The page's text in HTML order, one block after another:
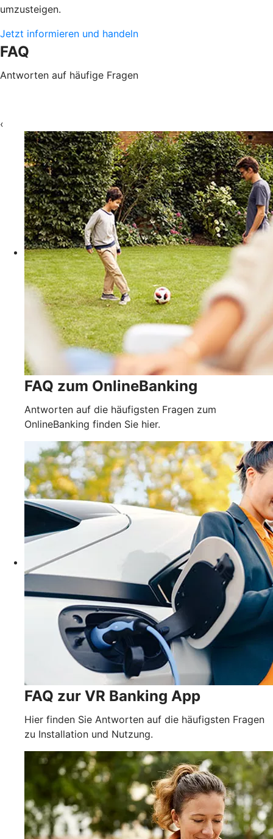
umzusteigen.
Jetzt informieren und handeln
FAQ
Antworten auf häufige Fragen
‹
FAQ zum OnlineBanking
Antworten auf die häufigsten Fragen zum
OnlineBanking finden Sie hier.
FAQ zur VR Banking App
Hier finden Sie Antworten auf die häufigsten Fragen
zu Installation und Nutzung.